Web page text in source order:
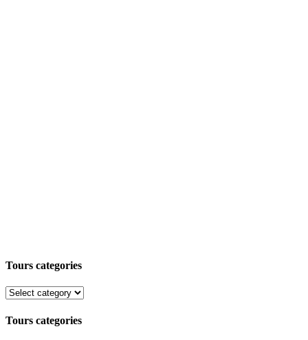
Tours categories
Tours categories